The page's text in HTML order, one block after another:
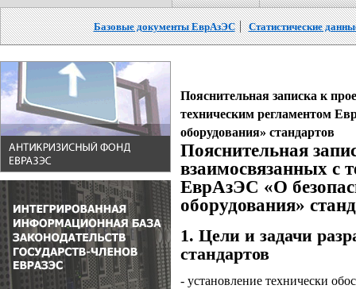
Базовые документы ЕврАзЭС Статистические
Пояснительная записка к
техническим регламентом
оборудования» стандартов
Пояснительная
взаимосвязанных с
ЕврАзЭС «О
оборудования»
1. Цели и задачи
стандартов
- установление технически